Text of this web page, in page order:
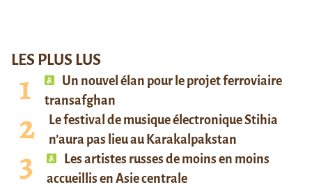
LES PLUS LUS
Un nouvel élan pour le projet ferroviaire
transafghan
Le festival de musique électronique Stihia
n’aura pas lieu au Karakalpakstan
Les artistes russes de moins en moins
accueillis en Asie centrale